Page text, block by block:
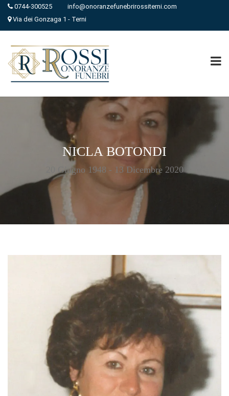
0744-300525
info@onoranzefunebrirossiterni.com
Via dei Gonzaga 1 - Terni
NICLA BOTONDI
20 Giugno 1948 - 13 Dicembre 2020